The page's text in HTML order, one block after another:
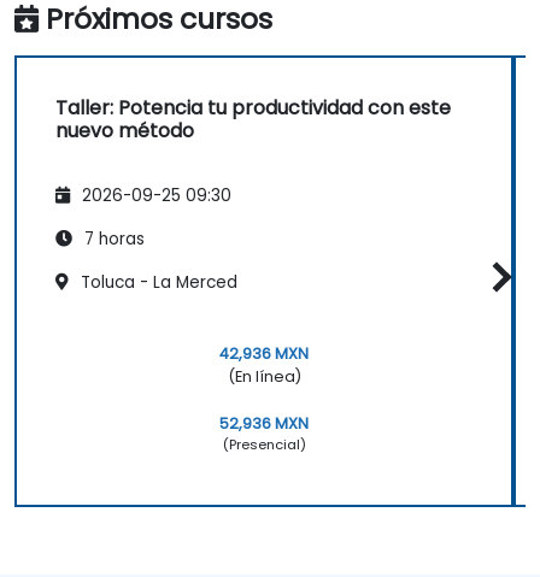
Próximos cursos
Taller: Potencia tu productividad con este
nuevo método
2026-09-25 09:30
7 horas
Toluca - La Merced
42,936 MXN
(En línea)
52,936 MXN
(Presencial)